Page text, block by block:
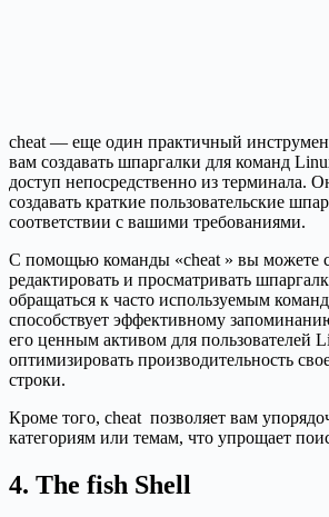
cheat — еще один практичный
вам создавать шпаргалки для команд
доступ непосредственно из терминала.
создавать краткие пользовательские
соответствии с вашими требованиями.
С помощью команды «cheat » вы можете
редактировать и просматривать
обращаться к часто используемым
способствует эффективному
его ценным активом для пользователей
оптимизировать производительность
строки.
Кроме того, cheat позволяет вам
категориям или темам, что упрощает
4. The fish Shell